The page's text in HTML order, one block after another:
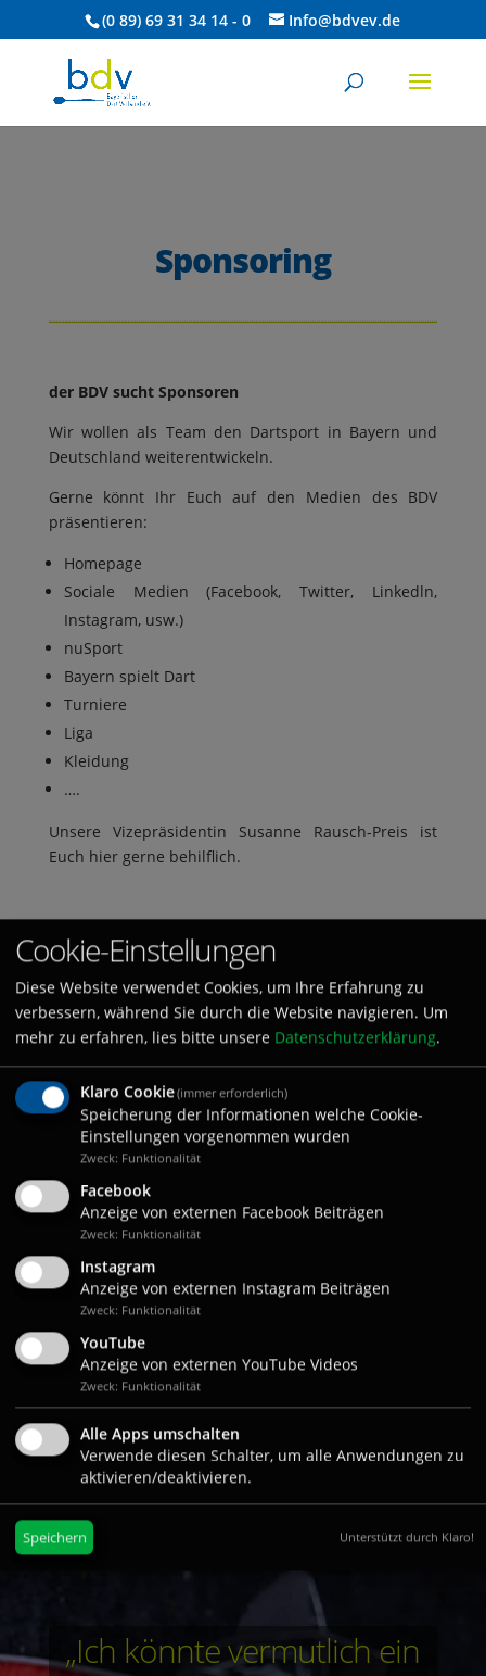
(0 89) 69 31 34 14 - 0 Info@bdvev.de
Sponsoring
der BDV sucht Sponsoren
Wir wollen als Team den Dartsport in Bayern und
Deutschland weiterentwickeln.
Gerne könnt Ihr Euch auf den Medien des BDV
präsentieren:
Homepage
Sociale Medien (Facebook, Twitter, Linkedln,
Instagram, usw.)
nuSport
Bayern spielt Dart
Turniere
Liga
Kleidung
….
Unsere Vizepräsidentin Susanne Rausch-Preis ist
Euch hier gerne behilflich.
Ansprechpartner
Verbandsreferent
Michael Amann
geschaeftsstelle@bdv.bayern
„Ich könnte vermutlich ein
Cookie-Einstellungen
Diese Website verwendet Cookies, um Ihre Erfahrung zu
verbessern, während Sie durch die Website navigieren. Um
mehr zu erfahren, lies bitte unsere Datenschutzerklärung.
Klaro Cookie(immer erforderlich)
Speicherung der Informationen welche Cookie-
Einstellungen vorgenommen wurden
Zweck: Funktionalität
Facebook
Anzeige von externen Facebook Beiträgen
Zweck: Funktionalität
Instagram
Anzeige von externen Instagram Beiträgen
Zweck: Funktionalität
YouTube
Anzeige von externen YouTube Videos
Zweck: Funktionalität
Alle Apps umschalten
Verwende diesen Schalter, um alle Anwendungen zu
aktivieren/deaktivieren.
Speichern Unterstützt durch Klaro!